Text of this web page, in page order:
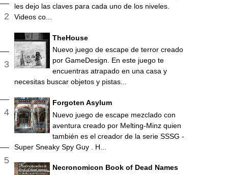
les dejo las claves para cada uno de los niveles.
Videos co...
TheHouse
Nuevo juego de escape de terror creado
por GameDesign. En este juego te
encuentras atrapado en una casa y
necesitas buscar objetos y pistas...
Forgoten Asylum
Nuevo juego de escape mezclado con
aventura creado por Melting-Minz quien
también es el creador de la serie SSSG -
Super Sneaky Spy Guy . H...
Necronomicon Book of Dead Names